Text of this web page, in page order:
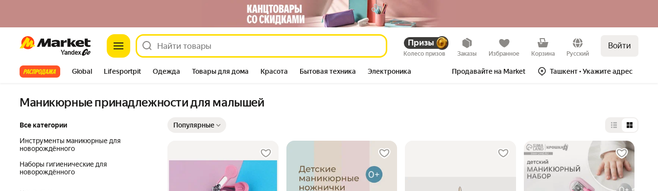
Market Призы
Колесо призов Заказы Избранное Корзина Русский
Войти
Все хиты Global Lifesportpit Одежда Товары для дома Красота Бытовая техника Электроника Продавайте на Market Ташкент• Укажите адрес
Маникюрные принадлежности для малышей
Все категории
Инструменты маникюрные для
новорождённого
Наборы гигиенические для
новорождённого
Популярные Выбор типа